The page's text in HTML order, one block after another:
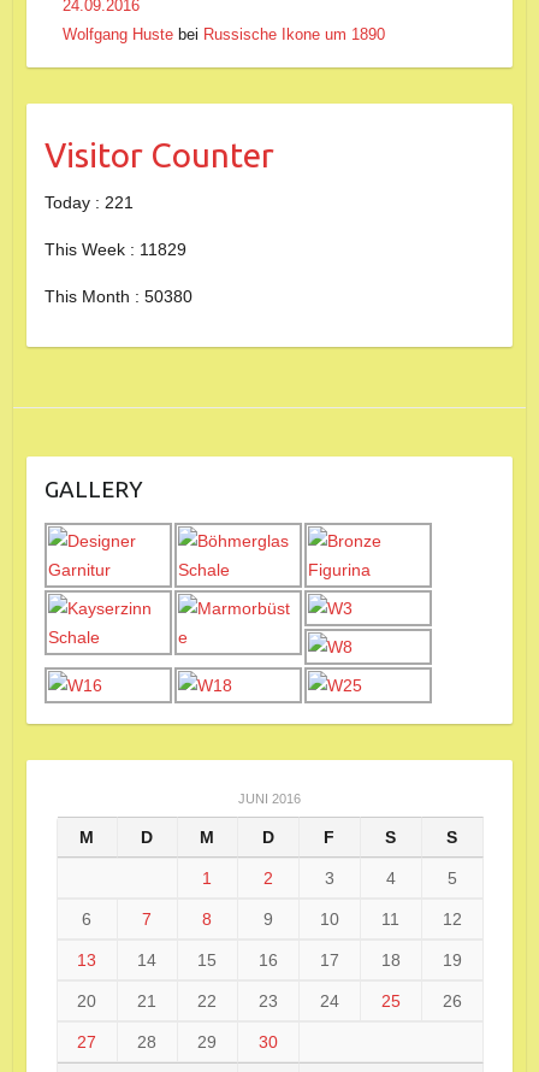
24.09.2016
Wolfgang Hustebei Russische Ikone um 1890
Visitor Counter
Today : 221
This Week : 11829
This Month : 50380
GALLERY
JUNI 2016
M D M D F S S
1 2 3 4 5
6 7 8 9 10 11 12
13 14 15 16 17 18 19
20 21 22 23 24 25 26
27 28 29 30